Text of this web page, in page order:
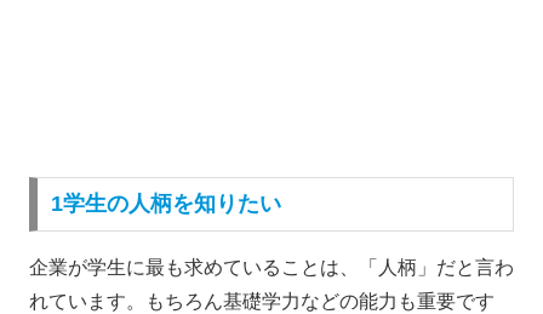
1学生の人柄を知りたい
企業が学生に最も求めていることは、「人柄」だと言わ
れています。もちろん基礎学力などの能力も重要です